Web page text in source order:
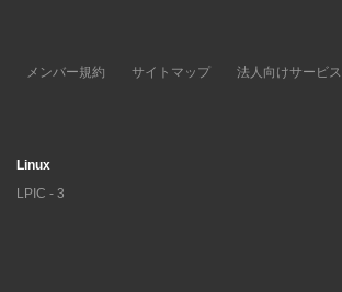
メンバー規約 サイトマップ 法人向けサービス
Linux
LPIC - 3